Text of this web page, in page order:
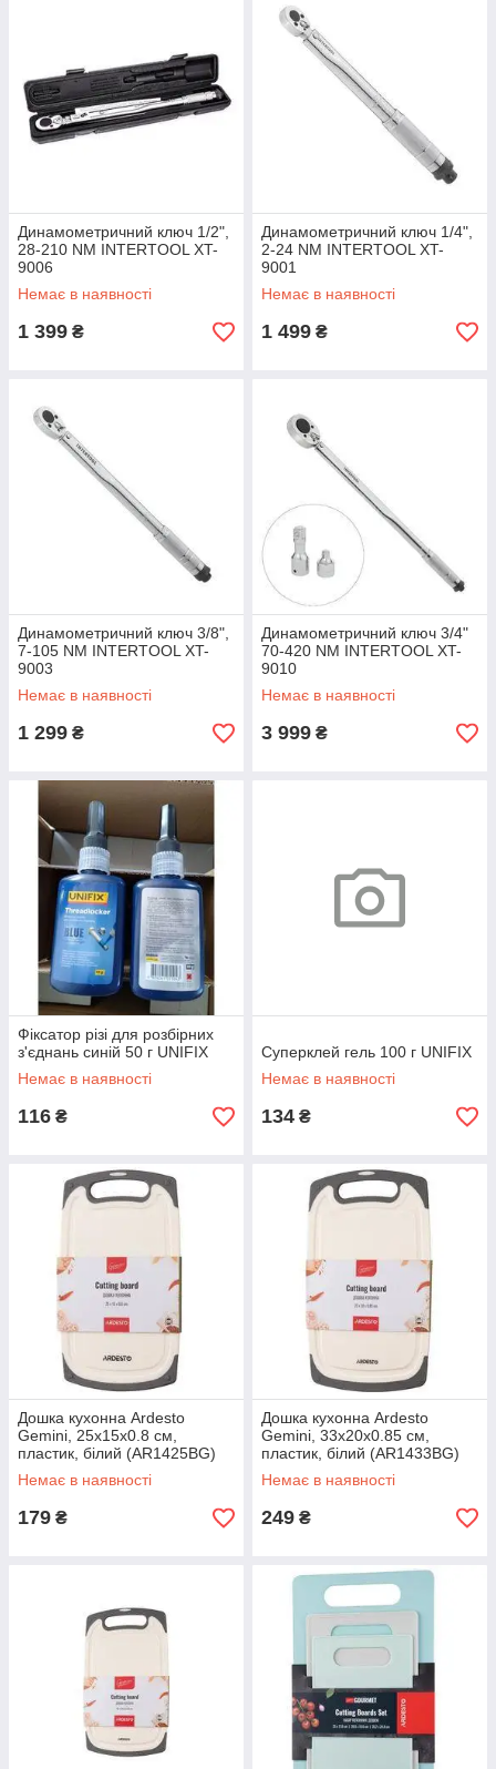
Динамометричний ключ 1/2",
28-210 NM INTERTOOL XT-
9006
Немає в наявності
1 399 ₴
Динамометричний ключ 1/4",
2-24 NM INTERTOOL XT-
9001
Немає в наявності
1 499 ₴
Динамометричний ключ 3/8",
7-105 NM INTERTOOL XT-
9003
Немає в наявності
1 299 ₴
Динамометричний ключ 3/4"
70-420 NM INTERTOOL XT-
9010
Немає в наявності
3 999 ₴
Фіксатор різі для розбірних
з'єднань синій 50 г UNIFIX
Немає в наявності
116 ₴
Суперклей гель 100 г UNIFIX
Немає в наявності
134 ₴
Дошка кухонна Ardesto
Gemini, 25х15х0.8 см,
пластик, білий (AR1425BG)
Немає в наявності
179 ₴
Дошка кухонна Ardesto
Gemini, 33х20х0.85 см,
пластик, білий (AR1433BG)
Немає в наявності
249 ₴